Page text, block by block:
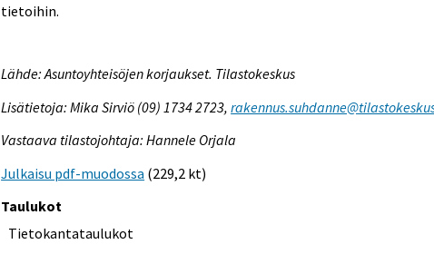
tietoihin.
Lähde: Asuntoyhteisöjen korjaukset. Tilastokeskus
Lisätietoja: Mika Sirviö (09) 1734 2723,
Vastaava tilastojohtaja: Hannele Orjala
Julkaisu pdf-muodossa (229,2 kt)
Taulukot
Tietokantataulukot